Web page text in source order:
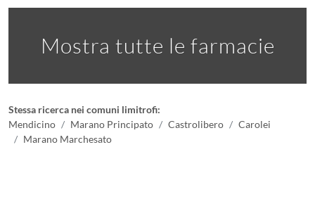
Mostra tutte le farmacie
Stessa ricerca nei comuni limitrofi:
Mendicino
Marano Principato Castrolibero
Carolei
Marano Marchesato